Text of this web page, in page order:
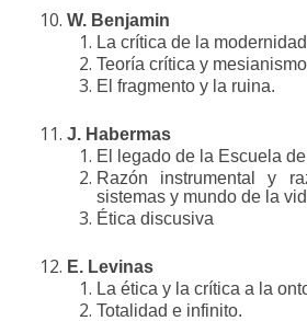
W. Benjamin
La crítica de la
Teoría crítica y
El fragmento y la ruina.
J. Habermas
El legado de la Escuela
Razón instrumental y
sistemas y mundo de la
Ética discusiva
E. Levinas
La ética y la crítica a la
Totalidad e infinito.